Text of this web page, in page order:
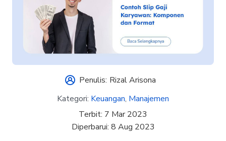
Penulis: Rizal Arisona
Kategori: Keuangan, Manajemen
Terbit: 7 Mar 2023
Diperbarui: 8 Aug 2023